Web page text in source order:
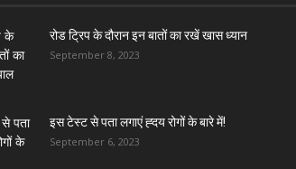
रोड ट्रिप के दौरान इन बातों का रखें खास ध्यान
September 8, 2023
इस टेस्ट से पता लगाएं ह्दय रोगों के बारे में!
September 6, 2023